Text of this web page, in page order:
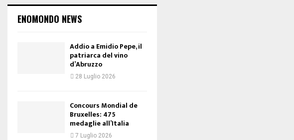
ENOMONDO NEWS
Addio a Emidio Pepe, il
patriarca del vino
d’Abruzzo
28 Luglio 2026
Concours Mondial de
Bruxelles: 475
medaglie all’Italia
7 Luglio 2026